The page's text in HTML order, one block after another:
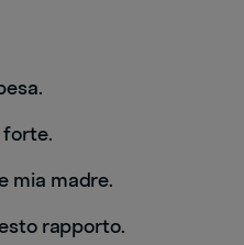
forte.
mia madre.
rapporto.